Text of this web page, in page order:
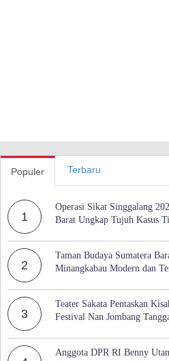
Populer Terbaru
1
Operasi Sikat Singgalang
Barat Ungkap Tujuh Kasus
2
Taman Budaya Sumatera
Minangkabau Modern dan
3
Teater Sakata Pentaskan
Festival Nan Jombang
Anggota DPR RI Benny